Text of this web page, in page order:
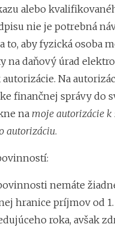
alebo
nie je potrebná
to, aby fyzická osoba
na daňový úrad
Na
finančnej správy do
na moje autorizácie k
autorizáciu.
nemáte
hranice príjmov od 1.
roka, avšak